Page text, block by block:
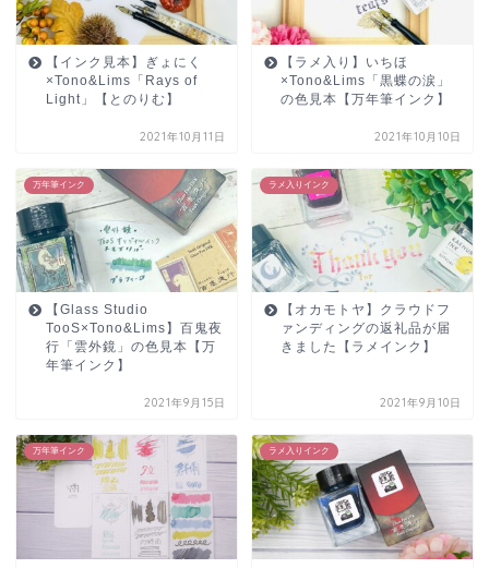
【インク見本】ぎょにく
×Tono&Lims「Rays of
Light」【とのりむ】
2021年10月11日
【ラメ入り】いちほ
×Tono&Lims「黒蝶の涙」
の色見本【万年筆インク】
2021年10月10日
万年筆インク
【Glass Studio
TooS×Tono&Lims】百鬼夜
行「雲外鏡」の色見本【万
年筆インク】
2021年9月15日
ラメ入りインク
【オカモトヤ】クラウドフ
ァンディングの返礼品が届
きました【ラメインク】
2021年9月10日
万年筆インク ラメ入りインク